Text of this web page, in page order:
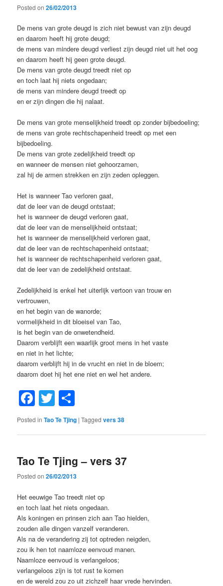
Posted on26/02/2013
De mens van grote deugd is zich niet bewust van zijn deugd
en daarom heeft hij grote deugd;
de mens van mindere deugd verliest zijn deugd niet uit het oog
en daarom heeft hij geen grote deugd.
De mens van grote deugd treedt niet op
en toch laat hij niets ongedaan;
de mens van mindere deugd treedt op
en er zijn dingen die hij nalaat.
De mens van grote menselijkheid treedt op zonder bijbedoeling;
de mens van grote rechtschapenheid treedt op met een
bijbedoeling.
De mens van grote zedelijkheid treedt op
en wanneer de mensen niet gehoorzamen,
zal hij de armen strekken en zijn zeden opleggen.
Het is wanneer Tao verloren gaat,
dat de leer van de deugd ontstaat;
het is wanneer de deugd verloren gaat,
dat de leer van de menselijkheid ontstaat;
het is wanneer de menselijkheid verloren gaat,
dat de leer van de rechtschapenheid ontstaat;
het is wanneer de rechtschapenheid verloren gaat,
dat de leer van de zedelijkheid ontstaat.
Zedelijkheid is enkel het uiterlijk vertoon van trouw en
vertrouwen,
en het begin van de wanorde;
vormelijkheid in dit bloeisel van Tao,
is het begin van de onwetendheid.
Daarom verblijft een waarlijk groot mens in het vaste
en niet in het lichte;
daarom verblijft hij in de vrucht en niet in de bloem;
daarom doet hij het ene niet en wel het andere.
Facebook
Twitter
Posted in Tao Te Tjing |Tagged vers 38
Tao Te Tjing – vers 37
Posted on26/02/2013
Het eeuwige Tao treedt niet op
en toch laat het niets ongedaan.
Als koningen en prinsen zich aan Tao hielden,
zouden alle dingen vanzelf veranderen.
Als na de verandering zij tot optreden neigden,
zou ik hen tot naamloze eenvoud manen.
Naamloze eenvoud is verlangeloos;
verlangeloos zijn is tot rust te komen
en de wereld zou zo uit zichzelf haar vrede hervinden.